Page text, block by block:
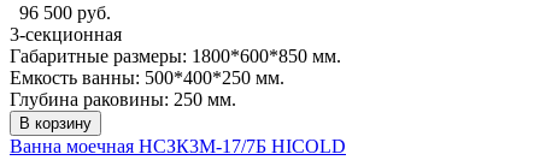
96 500 руб.
3-секционная
Габаритные размеры: 1800*600*850 мм.
Емкость ванны: 500*400*250 мм.
Глубина раковины: 250 мм.
В корзину
Ванна моечная НСЗК3М-17/7Б HICOLD